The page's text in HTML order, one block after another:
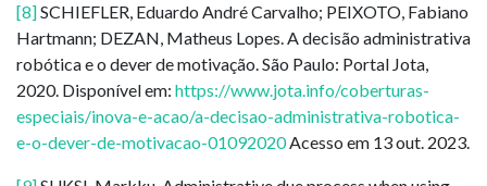
[8]SCHIEFLER, Eduardo André Carvalho; PEIXOTO, Fabiano
Hartmann; DEZAN, Matheus Lopes. A decisão administrativa
robótica e o dever de motivação. São Paulo: Portal Jota,
2020. Disponível em: https://www.jota.info/coberturas-
especiais/inova-e-acao/a-decisao-administrativa-robotica-
e-o-dever-de-motivacao-01092020Acesso em 13 out. 2023.